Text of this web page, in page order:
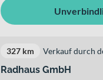
327 km Verkauf durch
Radhaus GmbH